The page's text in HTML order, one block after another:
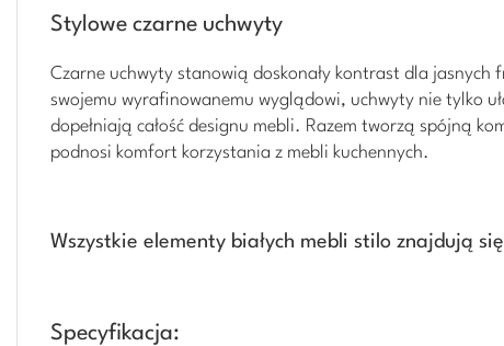
Stylowe czarne uchwyty
Czarne uchwyty stanowią doskonały kontrast dla jasnych
swojemu wyrafinowanemu wyglądowi, uchwyty nie tylko
dopełniają całość designu mebli. Razem tworzą spójną
podnosi komfort korzystania z mebli kuchennych.
Wszystkie elementy białych mebli stilo znajdują
Specyfikacja: